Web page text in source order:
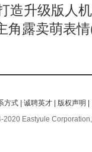
造升级版人
角露卖萌表
方式 |诚聘英才 版权声明
2020 Eastyule